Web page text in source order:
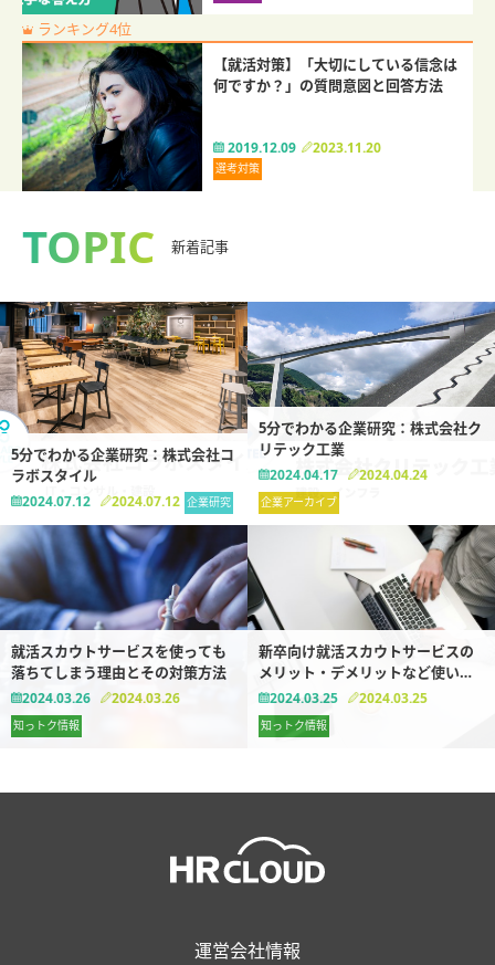
ランキング4位
【就活対策】「大切にしている信念は
何ですか？」の質問意図と回答方法
2019.12.09 2023.11.20
選考対策
TOPIC 新着記事
5分でわかる企業研究：株式会社コ
ラボスタイル
2024.07.12 2024.07.12 企業研究
5分でわかる企業研究：株式会社ク
リテック工業
2024.04.17 2024.04.24
企業アーカイブ
就活スカウトサービスを使っても
落ちてしまう理由とその対策方法
2024.03.26 2024.03.26
知っトク情報
新卒向け就活スカウトサービスの
メリット・デメリットなど使い方
まとめ【完全版】
2024.03.25 2024.03.25
知っトク情報
運営会社情報